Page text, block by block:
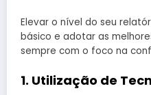
Elevar o nível do seu
básico e adotar as
sempre com o foco na
1. Utilização de